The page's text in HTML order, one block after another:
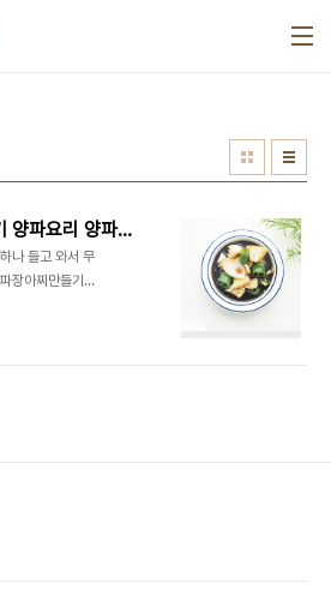
백종원 양파장아찌만들기 양파요리 양파고추장아찌
나 들고 와서 무
장아찌만들기
해요. 워낙에
양파만 넣어서
청양고추를 넣..